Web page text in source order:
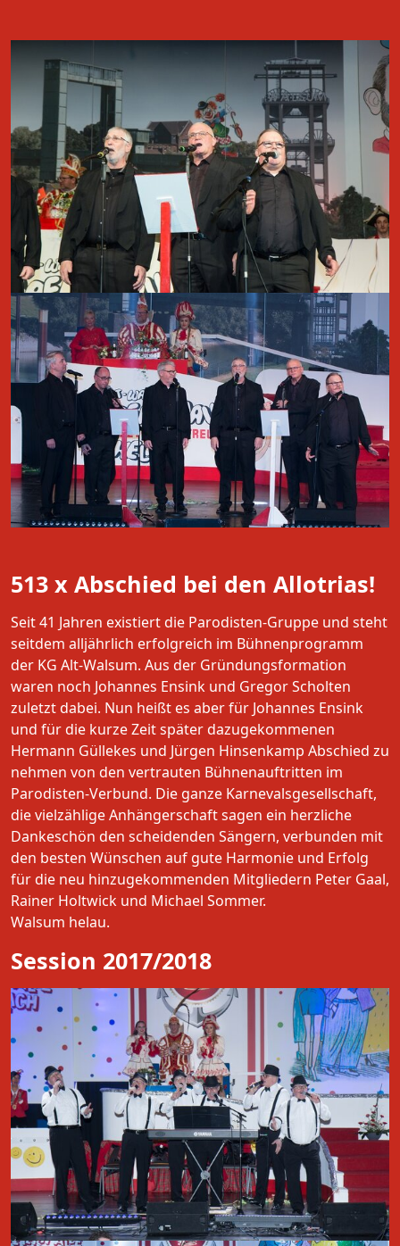
513 x Abschied bei den Allotrias!
Seit 41 Jahren existiert die Parodisten-Gruppe und steht
seitdem alljährlich erfolgreich im Bühnenprogramm
der KG Alt-Walsum. Aus der Gründungsformation
waren noch Johannes Ensink und Gregor Scholten
zuletzt dabei. Nun heißt es aber für Johannes Ensink
und für die kurze Zeit später dazugekommenen
Hermann Güllekes und Jürgen Hinsenkamp Abschied zu
nehmen von den vertrauten Bühnenauftritten im
Parodisten-Verbund. Die ganze Karnevalsgesellschaft,
die vielzählige Anhängerschaft sagen ein herzliche
Dankeschön den scheidenden Sängern, verbunden mit
den besten Wünschen auf gute Harmonie und Erfolg
für die neu hinzugekommenden Mitgliedern Peter Gaal,
Rainer Holtwick und Michael Sommer.
Walsum helau.
Session 2017/2018